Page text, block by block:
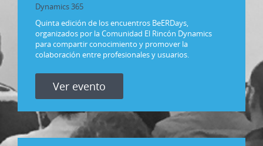
Dynamics 365
Power Platform
Quinta edición de los encuentros BeERDays,
organizados por la Comunidad El Rincón Dynamics
para compartir conocimiento y promover la
colaboración entre profesionales y usuarios.
Ver evento